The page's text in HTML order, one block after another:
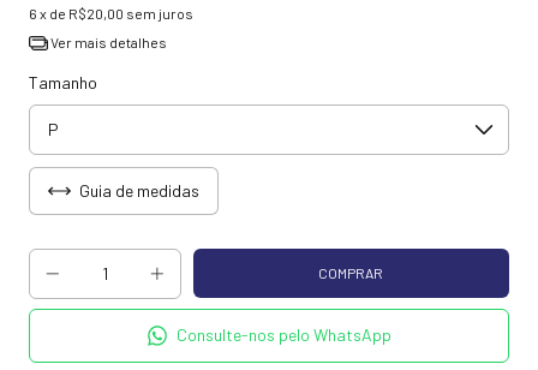
6 x de R$20,00 sem juros
Ver mais detalhes
Tamanho
Guia de medidas
Consulte-nos pelo WhatsApp